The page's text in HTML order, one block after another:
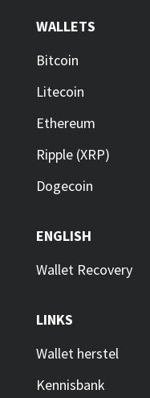
WALLETS
Bitcoin
Litecoin
Ethereum
Ripple (XRP)
Dogecoin
ENGLISH
Wallet Recovery
LINKS
Wallet herstel
Kennisbank